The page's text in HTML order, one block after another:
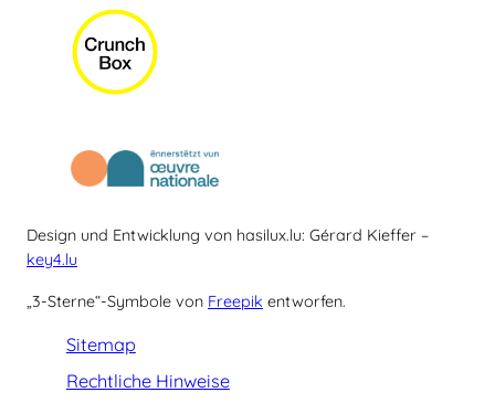
Design und Entwicklung von hasilux.lu: Gérard Kieffer –
key4.lu
„3-Sterne“-Symbole von Freepik entworfen.
Sitemap
Rechtliche Hinweise